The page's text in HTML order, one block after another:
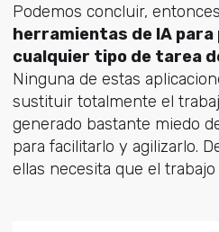
Podemos concluir,
herramientas de IA
cualquier tipo de tarea
Ninguna de estas
sustituir totalmente el
generado bastante miedo
para facilitarlo y agilizarlo.
ellas necesita que el trabajo